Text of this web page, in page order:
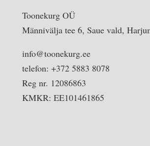
Toonekurg OÜ
Männivälja tee 6, Saue vald,
info@toonekurg.ee
telefon: +372 5883 8078
Reg nr. 12086863
KMKR: EE101461865